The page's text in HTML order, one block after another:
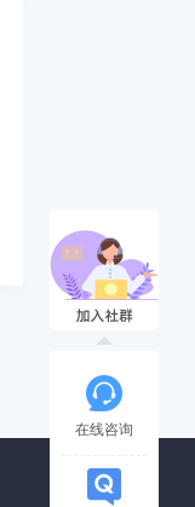
在线咨询